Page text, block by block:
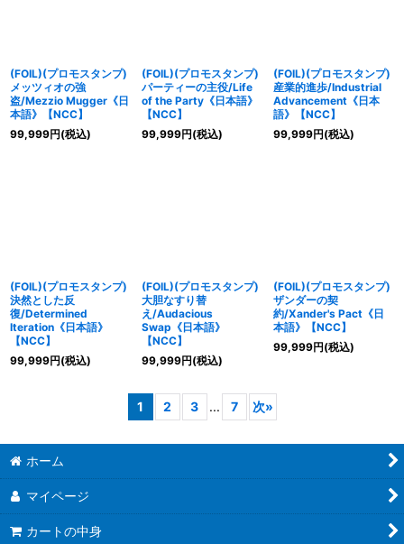
(FOIL)(プロモスタンプ)
メッツィオの強
盗/Mezzio Mugger《日
本語》【NCC】
99,999円(税込)
(FOIL)(プロモスタンプ)
パーティーの主役/Life
of the Party《日本語》
【NCC】
99,999円(税込)
(FOIL)(プロモスタンプ)
産業的進歩/Industrial
Advancement《日本
語》【NCC】
99,999円(税込)
(FOIL)(プロモスタンプ)
決然とした反
復/Determined
Iteration《日本語》
【NCC】
99,999円(税込)
(FOIL)(プロモスタンプ)
大胆なすり替
え/Audacious
Swap《日本語》
【NCC】
99,999円(税込)
(FOIL)(プロモスタンプ)
ザンダーの契
約/Xander's Pact《日
本語》【NCC】
99,999円(税込)
1 2 3 ... 7 次»
ホーム
マイページ
カートの中身